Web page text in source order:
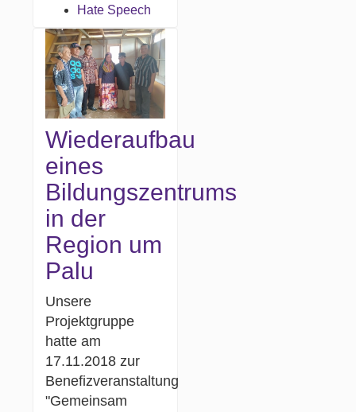
Hate Speech
Wiederaufbau
eines
Bildungszentrums
in der
Region um
Palu
Unsere
Projektgruppe
hatte am
17.11.2018 zur
Benefizveranstaltung
"Gemeinsam